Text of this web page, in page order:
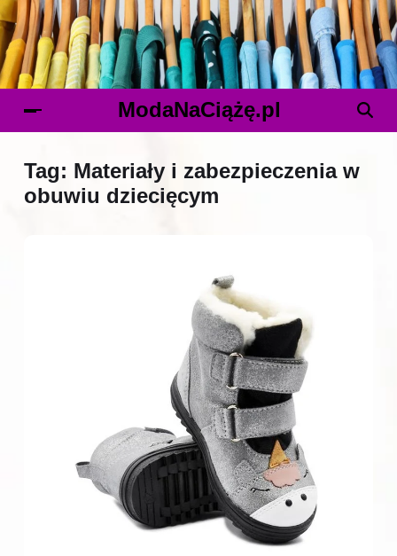
ModaNaCiążę.pl
Tag: Materiały i zabezpieczenia w
obuwiu dziecięcym